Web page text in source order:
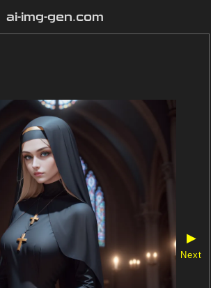
ai-img-gen.com
▶
Next